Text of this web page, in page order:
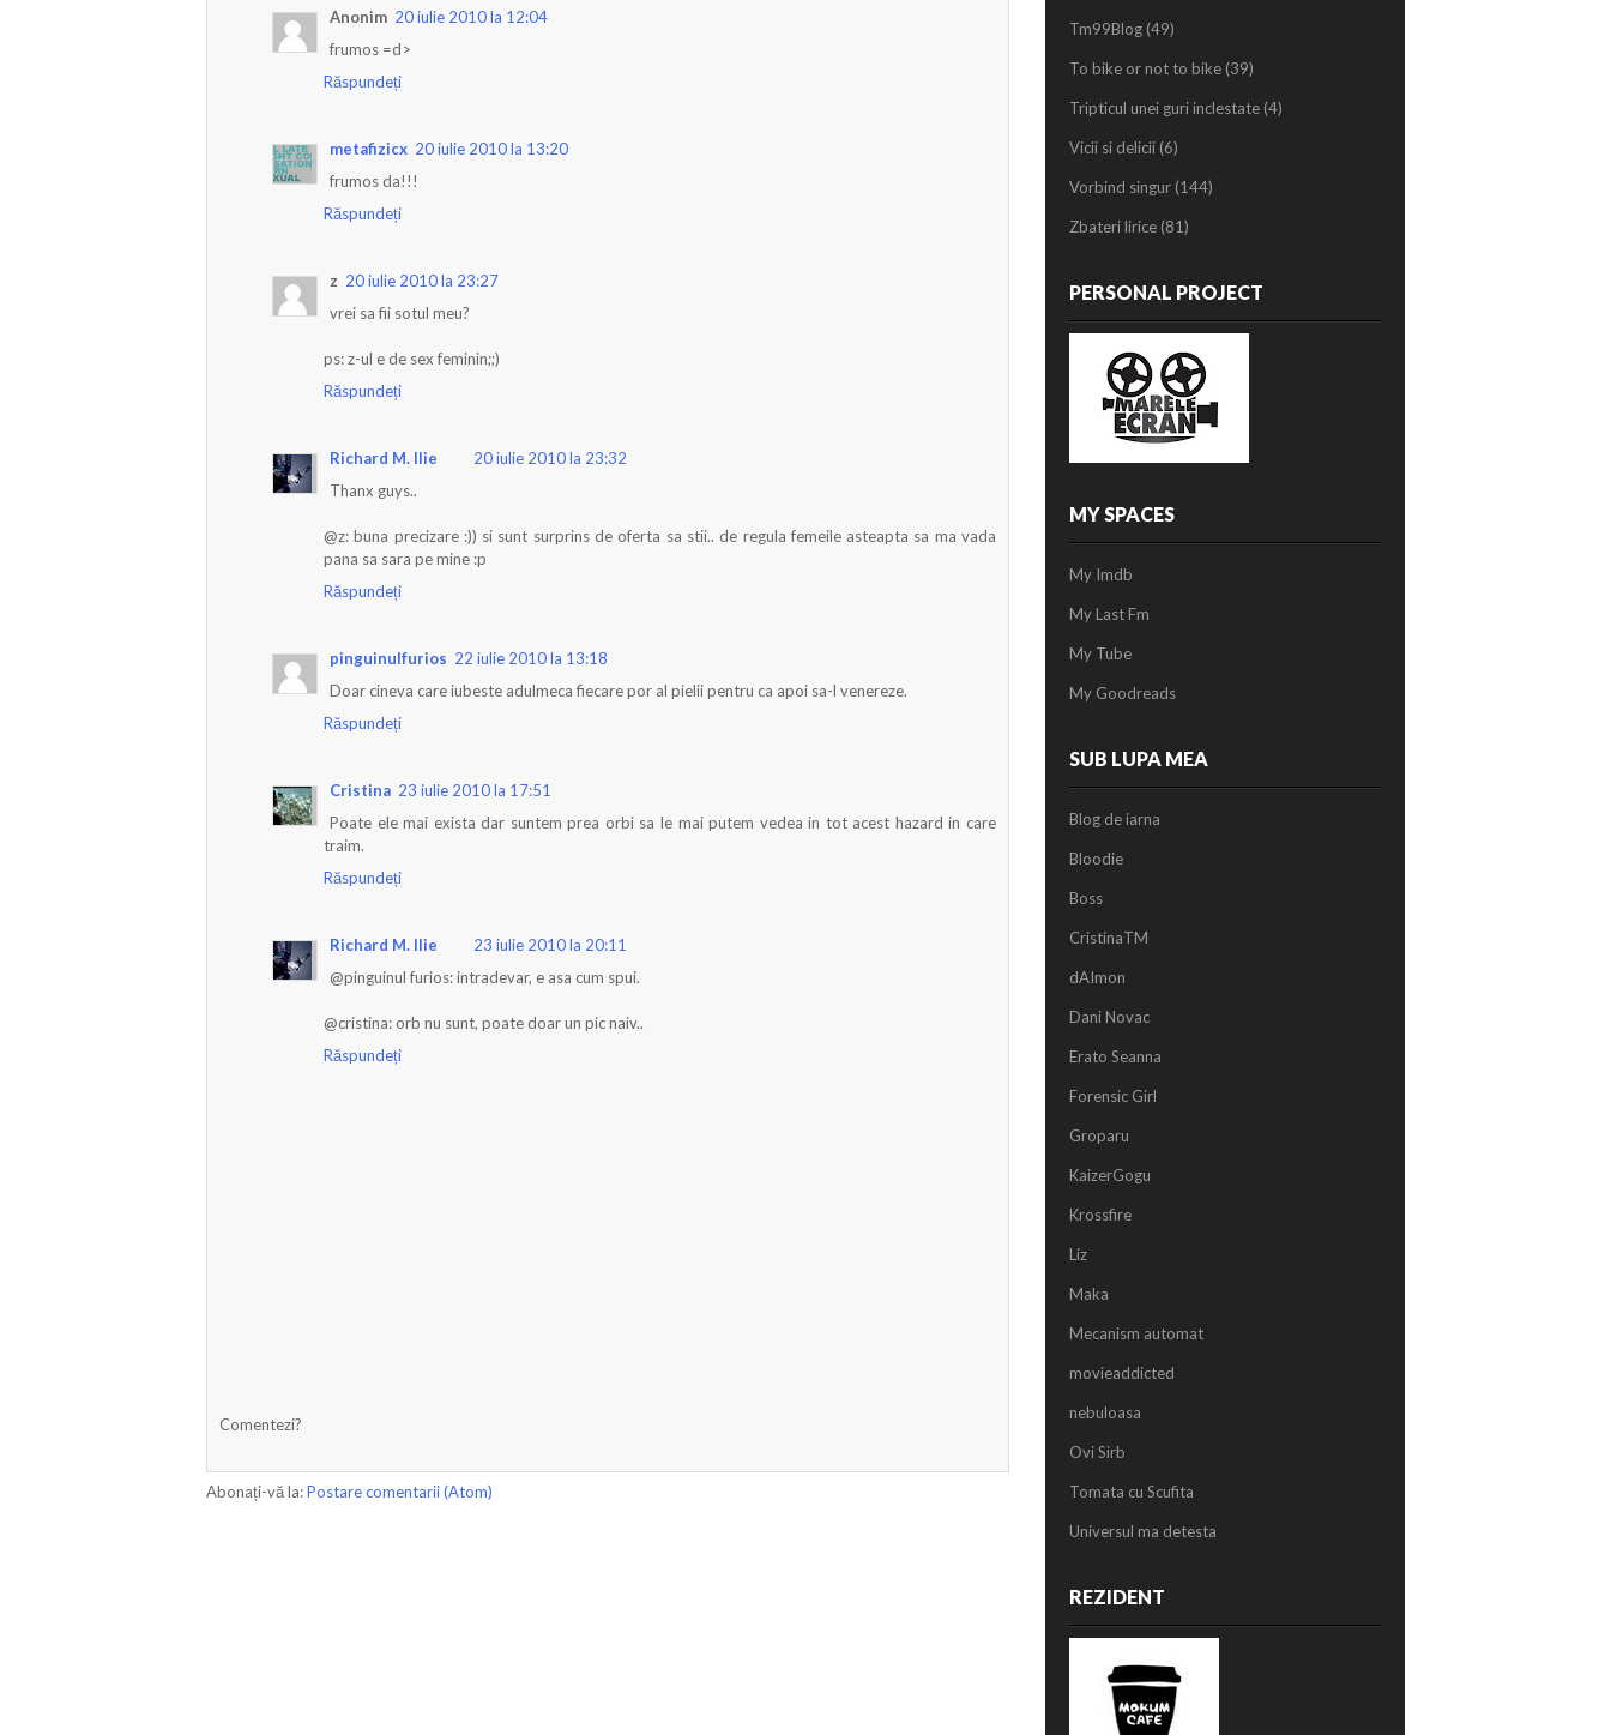
Anonim 20 iulie 2010 la 12:04
frumos =d>
Răspundeți
metafizicx 20 iulie 2010 la 13:20
frumos da!!!
Răspundeți
z 20 iulie 2010 la 23:27
vrei sa fii sotul meu?
ps: z-ul e de sex feminin;;)
Răspundeți
Richard M. Ilie
20 iulie 2010 la 23:32
Thanx guys..
@z: buna precizare :)) si sunt surprins de oferta sa stii.. de regula femeile asteapta sa ma vada
pana sa sara pe mine :p
Răspundeți
pinguinulfurios 22 iulie 2010 la 13:18
Doar cineva care iubeste adulmeca fiecare por al pielii pentru ca apoi sa-l venereze.
Răspundeți
Cristina 23 iulie 2010 la 17:51
Poate ele mai exista dar suntem prea orbi sa le mai putem vedea in tot acest hazard in care
traim.
Răspundeți
Richard M. Ilie
23 iulie 2010 la 20:11
@pinguinul furios: intradevar, e asa cum spui.
@cristina: orb nu sunt, poate doar un pic naiv..
Răspundeți
Comentezi?
Abonați-vă la:Postare comentarii (Atom)
Tm99Blog (49)
To bike or not to bike (39)
Tripticul unei guri inclestate (4)
Vicii si delicii (6)
Vorbind singur (144)
Zbateri lirice (81)
PERSONAL PROJECT
MY SPACES
My Imdb
My Last Fm
My Tube
My Goodreads
SUB LUPA MEA
Blog de iarna
Bloodie
Boss
CristinaTM
dAImon
Dani Novac
Erato Seanna
Forensic Girl
Groparu
KaizerGogu
Krossfire
Liz
Maka
Mecanism automat
movieaddicted
nebuloasa
Ovi Sirb
Tomata cu Scufita
Universul ma detesta
REZIDENT